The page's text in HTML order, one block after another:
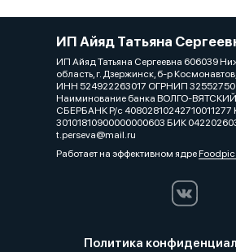
ИП Айяд Татьяна
ИП Айяд Татьяна Сергеевна 606039
область, г. Дзержинск, б-р
ИНН 524922263017 ОГРНИП
Наиминование банка ВОЛГО-
СБЕРБАНК Р/с 40802810242710011277
30101810900000000603 БИК
t.perseva@mail.ru
Работает на эффективном ядре
Политика